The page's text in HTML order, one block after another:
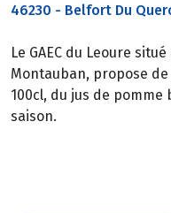
46230 - Belfort Du
Le GAEC du Leoure
Montauban, propose
100cl, du jus de pomme
saison.